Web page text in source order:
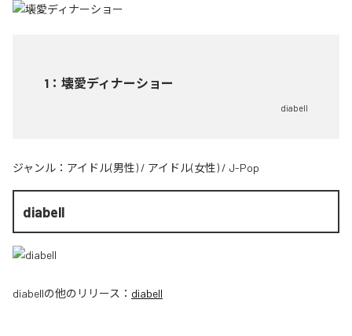
1 ： 壊愛ディナーショー
diabell
ジャンル： アイドル(男性) / アイドル(女性) / J-Pop
diabell
diabellの他のリリース： diabell